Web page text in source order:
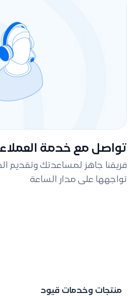
تواصل مع خدمة العملاء
فريقنا جاهز لمساعدتك وتقديم
تواجهها على مدار الساعة
منتجات وخدمات قيود